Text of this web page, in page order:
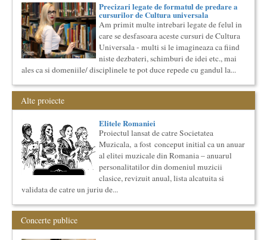
Descrierea produsului principal (platforma Internet)
Obiectivul proiectului este de a construi un sistem complex de
market...
Ziua Internationala a Subtitrarii
Editia I
Ziua Internationala a Subtitrarii - Editia I Universitatea din
Bucuresti, Sala James Joyce [sala MTTLC] Str. Pitar Mos nr. ...
Cursul de Arta universala: Marile capodopere
Societatea Muzicala organizeaza un curs de arta universala:
"Marile capodopere ale umanitatii". Este un curs intensiv si
Cursul de Literatura universala: Marile texte literare ale
umanitatii
Societatea Muzicala organizeaza un curs de literatura
universala: „Marile texte si marile batalii culturale”. Este un
cu...
Precizari legate de formatul de predare a cursurilor de
Am primit multe intrebari legate de felul in care se desfasoara
aceste cursuri de Cultura Universala - multi si le imagineaza...
Precizari legate de formatul de predare a
cursurilor de Cultura universala
Am primit multe intrebari legate de felul in
care se desfasoara aceste cursuri de Cultura
Universala - multi si le imagineaza ca fiind
niste dezbateri, schimburi de idei etc., mai
ales ca si domeniile/ disciplinele te pot duce repede cu gandul la...
Alte proiecte
Elitele Romaniei
Proiectul lansat de catre Societatea
Muzicala, a fost conceput initial ca un anuar
al elitei muzicale din Romania – anuarul
personalitatilor din domeniul muzicii
clasice, revizuit anual, lista alcatuita si
validata de catre un juriu de...
Concerte publice